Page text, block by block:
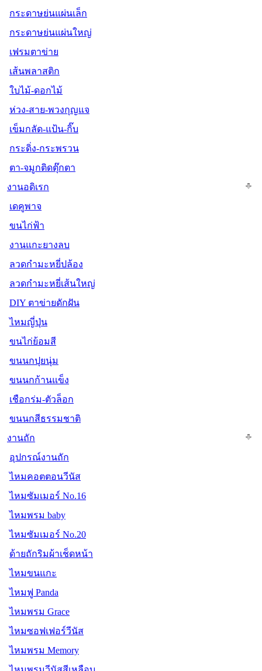
กระดาษย่นแผ่นเล็ก
กระดาษย่นแผ่นใหญ่
เฟรมตาข่าย
เส้นพลาสติก
ใบไม้-ดอกไม้
ห่วง-สาย-พวงกุญแจ
เข็มกลัด-แป้น-กิ๊บ
กระดิ่ง-กระพรวน
ตา-จมูกติดตุ๊กตา
งานอดิเรก
เดคูพาจ
ขนไก่ฟ้า
งานแกะยางลบ
ลวดกำมะหยี่ปล้อง
ลวดกำมะหยี่เส้นใหญ่
DIY ตาข่ายดักฝัน
ไหมญี่ปุ่น
ขนไก่ย้อมสี
ขนนกปุยนุ่ม
ขนนกก้านแข็ง
เชือกร่ม-ตัวล็อก
ขนนกสีธรรมชาติ
งานถัก
อุปกรณ์งานถัก
ไหมคอตตอนวีนัส
ไหมซัมเมอร์ No.16
ไหมพรม baby
ไหมซัมเมอร์ No.20
ด้ายถักริมผ้าเช็ดหน้า
ไหมขนแกะ
ไหมฟู Panda
ไหมพรม Grace
ไหมซอฟเฟอร์วีนัส
ไหมพรม Memory